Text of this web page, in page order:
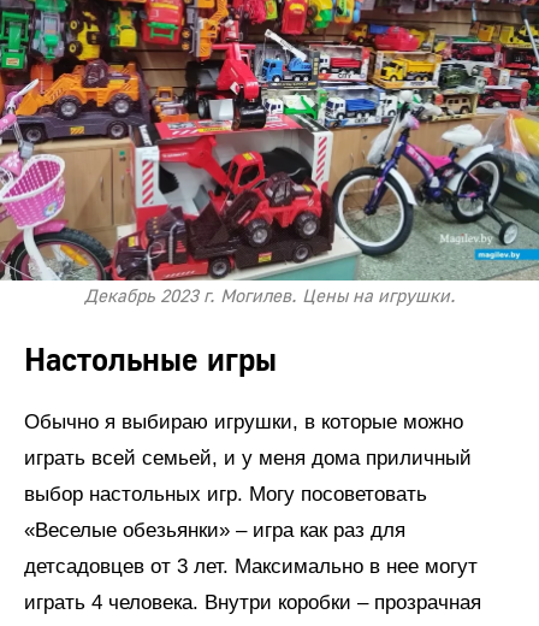
Декабрь 2023 г. Могилев. Цены на игрушки.
Настольные игры
Обычно я выбираю игрушки, в которые можно
играть всей семьей, и у меня дома приличный
выбор настольных игр. Могу посоветовать
«Веселые обезьянки» – игра как раз для
детсадовцев от 3 лет. Максимально в нее могут
играть 4 человека. Внутри коробки – прозрачная